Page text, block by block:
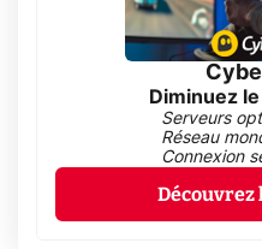
Diminuez
Serveurs
Réseau
Connexion
Découvrez